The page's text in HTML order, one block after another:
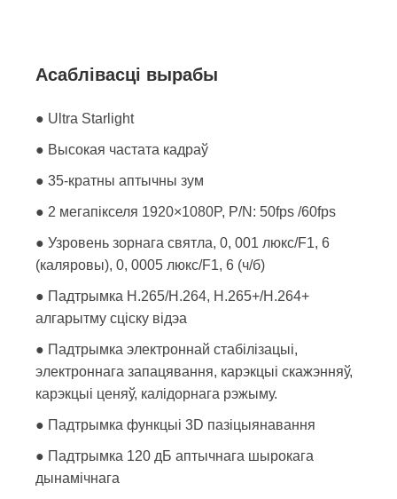
Асаблівасці вырабы
● Ultra Starlight
● Высокая частата кадраў
● 35-кратны аптычны зум
● 2 мегапікселя 1920×1080P, P/N: 50fps /60fps
● Узровень зорнага святла, 0, 001 люкс/F1, 6
(каляровы), 0, 0005 люкс/F1, 6 (ч/б)
● Падтрымка H.265/H.264, H.265+/H.264+
алгарытму сціску відэа
● Падтрымка электроннай стабілізацыі,
электроннага запацявання, карэкцыі скажэнняў,
карэкцыі ценяў, калідорнага рэжыму.
● Падтрымка функцыі 3D пазіцыянавання
● Падтрымка 120 дБ аптычнага шырокага
дынамічнага